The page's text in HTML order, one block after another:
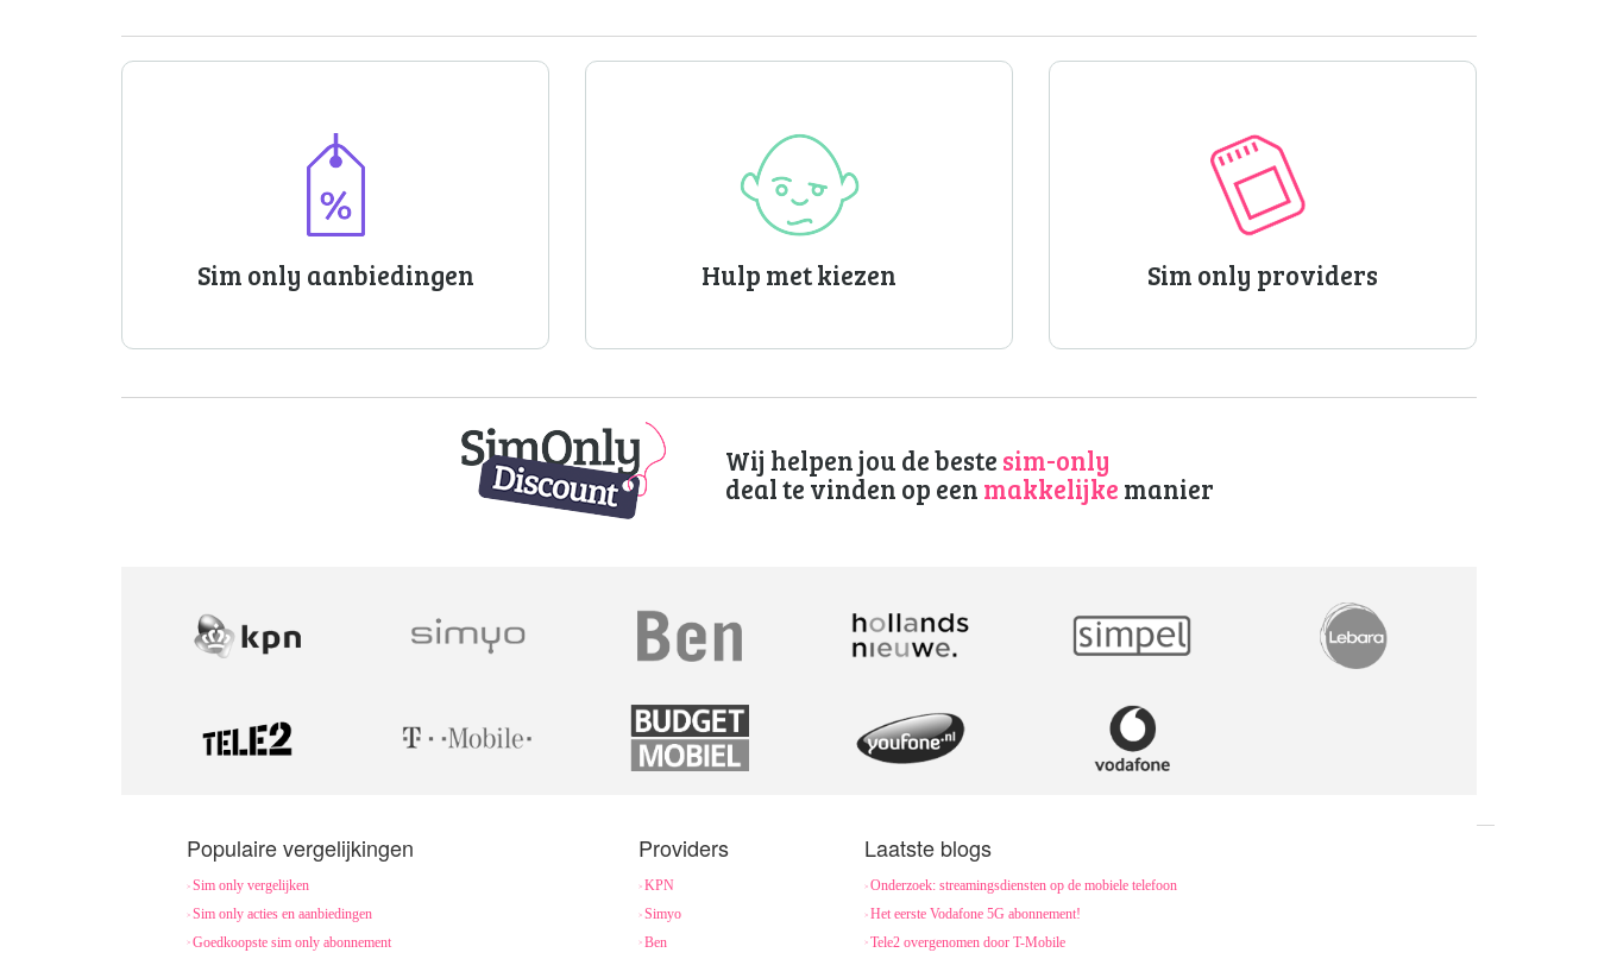
Sim only aanbiedingen Hulp met kiezen Sim only providers
Wij helpen jou de beste sim-only
deal te vinden op een makkelijke manier
Populaire vergelijkingen
Sim only vergelijken
Sim only acties en aanbiedingen
Goedkoopste sim only abonnement
Providers
KPN
Simyo
Ben
Laatste blogs
Onderzoek: streamingsdiensten op de mobiele telefoon
Het eerste Vodafone 5G abonnement!
Tele2 overgenomen door T-Mobile